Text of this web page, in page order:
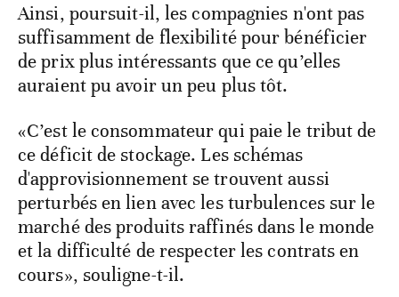
Ainsi, poursuit-il, les compagnies n'ont pas
suffisamment de flexibilité pour bénéficier
de prix plus intéressants que ce qu’elles
auraient pu avoir un peu plus tôt.
«C’est le consommateur qui paie le tribut de
ce déficit de stockage. Les schémas
d'approvisionnement se trouvent aussi
perturbés en lien avec les turbulences sur le
marché des produits raffinés dans le monde
et la difficulté de respecter les contrats en
cours», souligne-t-il.